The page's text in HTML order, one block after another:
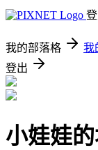
我的部落格 我
登出
小娃娃